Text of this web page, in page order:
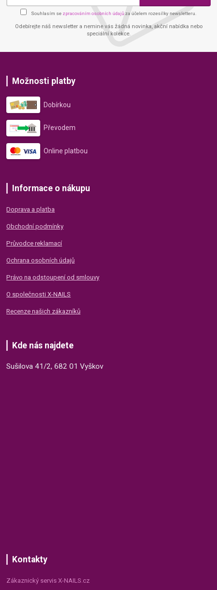
Souhlasím se zpracováním osobních údajů za účelem rozesílky newsletteru.
Odebírejte náš newsletter a nemine vás žádná novinka, akční nabídka nebo
speciální kolekce.
Možnosti platby
Dobírkou
Převodem
Online platbou
Informace o nákupu
Doprava a platba
Obchodní podmínky
Průvodce reklamací
Ochrana osobních údajů
Právo na odstoupení od smlouvy
O společnosti X-NAILS
Recenze našich zákazníků
Kde nás najdete
Sušilova 41/2, 682 01 Vyškov
Kontakty
Zákaznický servis X-NAILS.cz